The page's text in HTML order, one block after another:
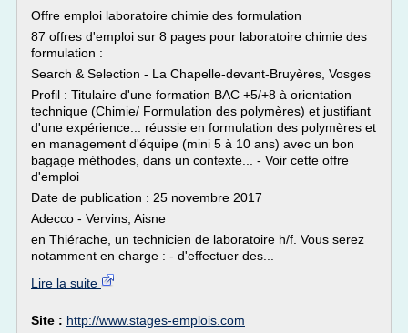
Offre emploi laboratoire chimie des formulation
87 offres d'emploi sur 8 pages pour laboratoire chimie des
formulation :
Search & Selection - La Chapelle-devant-Bruyères, Vosges
Profil : Titulaire d'une formation BAC +5/+8 à orientation
technique (Chimie/ Formulation des polymères) et justifiant
d'une expérience... réussie en formulation des polymères et
en management d'équipe (mini 5 à 10 ans) avec un bon
bagage méthodes, dans un contexte... - Voir cette offre
d'emploi
Date de publication : 25 novembre 2017
Adecco - Vervins, Aisne
en Thiérache, un technicien de laboratoire h/f. Vous serez
notamment en charge : - d'effectuer des...
Lire la suite
Site : http://www.stages-emplois.com